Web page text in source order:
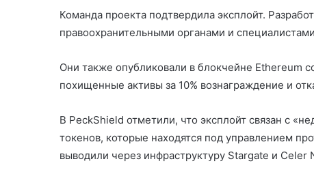
Команда проекта подтвердила эксплойт.
правоохранительными органами и
Они также опубликовали в блокчейне Ethereum
похищенные активы за 10% вознаграждение и
В PeckShield отметили, что эксплойт связан с
токенов, которые находятся под управлением
выводили через инфраструктуру Stargate и Celer